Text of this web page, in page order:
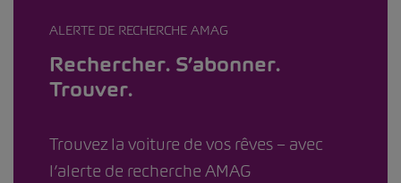
ALERTE DE RECHERCHE AMAG
Rechercher. S’abonner.
Trouver.
Trouvez la voiture de vos rêves – avec
l’alerte de recherche AMAG